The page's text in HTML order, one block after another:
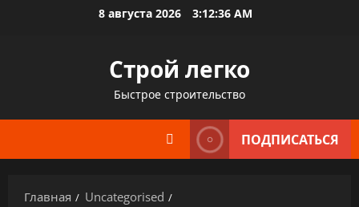
8 августа 2026 3:12:37 AM
Строй легко
Быстрое строительство
ПОДПИСАТЬСЯ
Главная
Uncategorised